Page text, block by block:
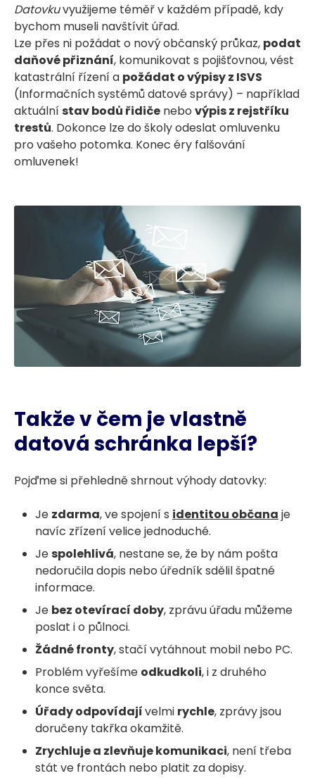
Datovkuvyužijeme téměř v každém případě, kdy
bychom museli navštívit úřad.
Lze přes ni požádat o nový občanský průkaz, podat
daňové přiznání, komunikovat s pojišťovnou, vést
katastrální řízení a požádat o výpisy z ISVS
(Informačních systémů datové správy) – například
aktuálnístav bodů řidiče nebo výpis z rejstříku
trestů. Dokonce lze do školy odeslat omluvenku
pro vašeho potomka. Konec éry falšování
omluvenek!
Takže v čem je vlastně
datová schránka lepší?
Pojďme si přehledně shrnout výhody datovky:
Je zdarma, ve spojení s identitou občana je
navíc zřízení velice jednoduché.
Jespolehlivá, nestane se, že by nám pošta
nedoručila dopis nebo úředník sdělil špatné
informace.
Je bez otevírací doby, zprávu úřadu můžeme
poslat i o půlnoci.
Žádné fronty, stačí vytáhnout mobil nebo PC.
Problém vyřešíme odkudkoli, i z druhého
konce světa.
Úřady odpovídajívelmi rychle, zprávy jsou
doručeny takřka okamžitě.
Zrychluje a zlevňuje komunikaci, není třeba
stát ve frontách nebo platit za dopisy.